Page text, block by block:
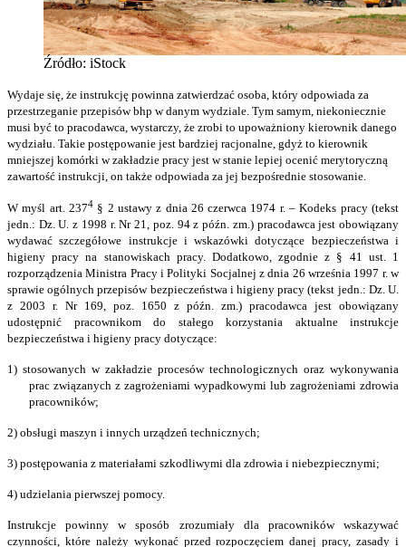
Źródło: iStock
Wydaje się, że instrukcję powinna zatwierdzać osoba, który odpowiada za
przestrzeganie przepisów bhp w danym wydziale. Tym samym, niekoniecznie
musi być to pracodawca, wystarczy, że zrobi to upoważniony kierownik danego
wydziału. Takie postępowanie jest bardziej racjonalne, gdyż to kierownik
mniejszej komórki w zakładzie pracy jest w stanie lepiej ocenić merytoryczną
zawartość instrukcji, on także odpowiada za jej bezpośrednie stosowanie.
W myśl art. 2374§ 2 ustawy z dnia 26 czerwca 1974 r. – Kodeks pracy (tekst
jedn.: Dz. U. z 1998 r. Nr 21, poz. 94 z późn. zm.) pracodawca jest obowiązany
wydawać szczegółowe instrukcje i wskazówki dotyczące bezpieczeństwa i
higieny pracy na stanowiskach pracy. Dodatkowo, zgodnie z § 41 ust. 1
rozporządzenia Ministra Pracy i Polityki Socjalnej z dnia 26 września 1997 r. w
sprawie ogólnych przepisów bezpieczeństwa i higieny pracy (tekst jedn.: Dz. U.
z 2003 r. Nr 169, poz. 1650 z późn. zm.) pracodawca jest obowiązany
udostępnić pracownikom do stałego korzystania aktualne instrukcje
bezpieczeństwa i higieny pracy dotyczące:
1) stosowanych w zakładzie procesów technologicznych oraz wykonywania
prac związanych z zagrożeniami wypadkowymi lub zagrożeniami zdrowia
pracowników;
2) obsługi maszyn i innych urządzeń technicznych;
3) postępowania z materiałami szkodliwymi dla zdrowia i niebezpiecznymi;
4) udzielania pierwszej pomocy.
Instrukcje powinny w sposób zrozumiały dla pracowników wskazywać
czynności, które należy wykonać przed rozpoczęciem danej pracy, zasady i